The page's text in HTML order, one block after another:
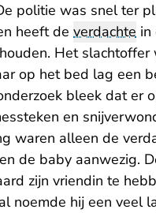
politie was snel ter
heeft de verdachte in
Het slachtoffer
op het bed lag een
bleek dat er
en
waren alleen de
de baby aanwezig.
zijn vriendin te
noemde hij een veel